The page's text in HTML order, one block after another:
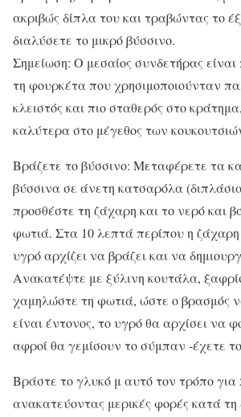
ακριβώς δίπλα του και τραβώντας το
διαλύσετε το μικρό βύσσινο.
Σημείωση: Ο μεσαίος συνδετήρας
τη φουρκέτα που χρησιμοποιούνταν
κλειστός και πιο σταθερός στο
καλύτερα στο μέγεθος των
Βράζετε το βύσσινο: Μεταφέρετε τα
βύσσινα σε άνετη κατσαρόλα
προσθέστε τη ζάχαρη και το νερό και
φωτιά. Στα 10 λεπτά περίπου η ζάχαρη
υγρό αρχίζει να βράζει και να
Ανακατέψτε με ξύλινη κουτάλα,
χαμηλώστε τη φωτιά, ώστε ο βρασμός
είναι έντονος, το υγρό θα αρχίσει να
αφροί θα γεμίσουν το σύμπαν -έχετε
Βράστε το γλυκό μ αυτό τον τρόπο για
ανακατεύοντας μερικές φορές κατά τη